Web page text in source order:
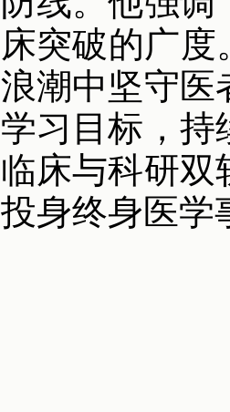
床突破的广
浪潮中坚守医
学习目标，持
临床与科研双
投身终身医学